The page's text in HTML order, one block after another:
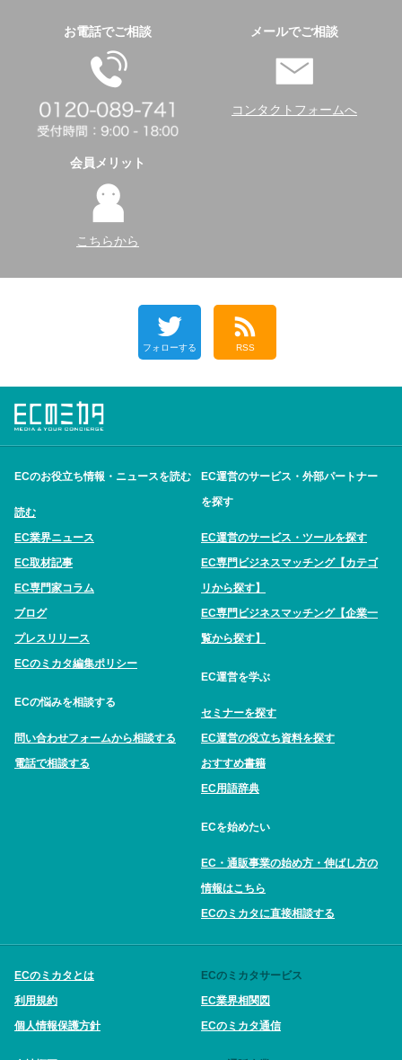
お電話でご相談 メールでご相談
コンタクトフォームへ
会員メリット
こちらから
フォローする RSS
ECのお役立ち情報・ニュースを読む
読む
EC業界ニュース
EC取材記事
EC専門家コラム
ブログ
プレスリリース
ECのミカタ編集ポリシー
ECの悩みを相談する
問い合わせフォームから相談する
電話で相談する
EC運営のサービス・外部パートナー
を探す
EC運営のサービス・ツールを探す
EC専門ビジネスマッチング【カテゴ
リから探す】
EC専門ビジネスマッチング【企業一
覧から探す】
EC運営を学ぶ
セミナーを探す
EC運営の役立ち資料を探す
おすすめ書籍
EC用語辞典
ECを始めたい
EC・通販事業の始め方・伸ばし方の
情報はこちら
ECのミカタに直接相談する
ECのミカタとは
利用規約
個人情報保護方針
ECのミカタサービス
EC業界相関図
ECのミカタ通信